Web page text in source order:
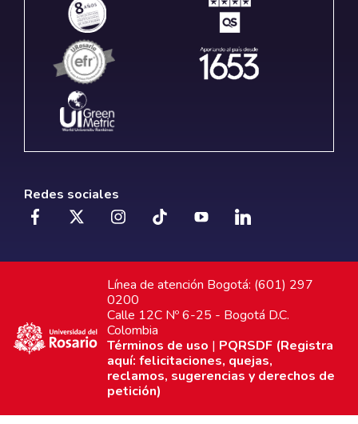
Redes sociales
Línea de atención Bogotá: (601) 297
0200
Calle 12C Nº 6-25 - Bogotá D.C.
Colombia
Términos de uso | PQRSDF (Registra
aquí: felicitaciones, quejas,
reclamos, sugerencias y derechos de
petición)